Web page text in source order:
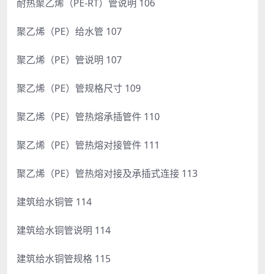
耐热聚乙烯（PE-RT）管说明 106
聚乙烯（PE）给水管 107
聚乙烯（PE）管说明 107
聚乙烯（PE）管规格尺寸 109
聚乙烯（PE）管热熔承插管件 110
聚乙烯（PE）管热熔对接管件 111
聚乙烯（PE）管热熔对接及承插式连接 113
建筑给水铜管 114
建筑给水铜管说明 114
建筑给水铜管规格 115